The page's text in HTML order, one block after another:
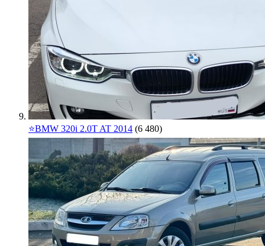
⭐️BMW 320i 2.0T AT 2014 (6 480)